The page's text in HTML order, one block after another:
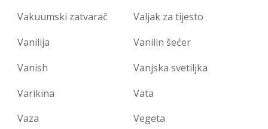
Vakuumski zatvarač
Valjak za tijesto
Vanilija
Vanilin šećer
Vanish
Vanjska svetiljka
Varikina
Vata
Vaza
Vegeta